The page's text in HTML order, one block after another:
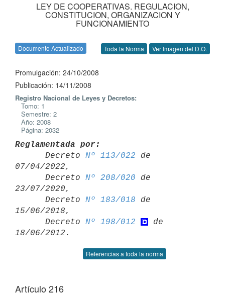
LEY DE COOPERATIVAS. REGULACION,
CONSTITUCION, ORGANIZACION Y
FUNCIONAMIENTO
Documento Actualizado Toda la Norma Ver Imagen del D.O.
Promulgación: 24/10/2008
Publicación: 14/11/2008
Registro Nacional de Leyes y Decretos:
Tomo: 1
Semestre: 2
Año: 2008
Página: 2032
Reglamentada por:
Decreto Nº 113/022 de
07/04/2022,
      Decreto
Nº 208/020 de
23/07/2020,
      Decreto
Nº 183/018 de
15/06/2018,
      Decreto
Nº 198/012
de
Referencias a toda la norma
Artículo 216